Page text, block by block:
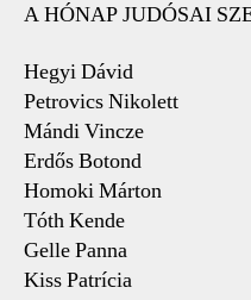
A HÓNAP JUDÓSAI
Hegyi Dávid
Petrovics Nikolett
Mándi Vincze
Erdős Botond
Homoki Márton
Tóth Kende
Gelle Panna
Kiss Patrícia